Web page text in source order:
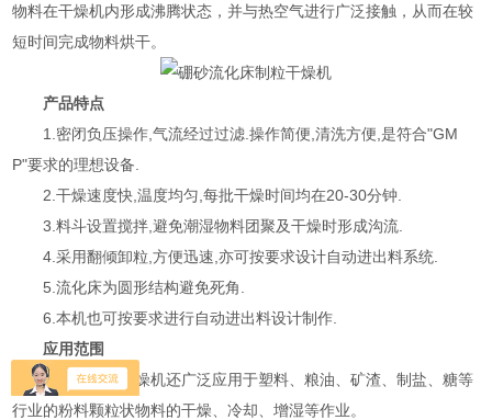
物料在干燥机内形成沸腾状态，并与热空气进行广泛接触，从而在较
短时间完成物料烘干。
产品特点
1.密闭负压操作,气流经过过滤.操作简便,清洗方便,是符合"GM
P"要求的理想设备.
2.干燥速度快,温度均匀,每批干燥时间均在20-30分钟.
3.料斗设置搅拌,避免潮湿物料团聚及干燥时形成沟流.
4.采用翻倾卸粒,方便迅速,亦可按要求设计自动进出料系统.
5.流化床为圆形结构避免死角.
6.本机也可按要求进行自动进出料设计制作.
应用范围
流化床制粒干燥机还广泛应用于塑料、粮油、矿渣、制盐、糖等
行业的粉料颗粒状物料的干燥、冷却、增湿等作业‌。